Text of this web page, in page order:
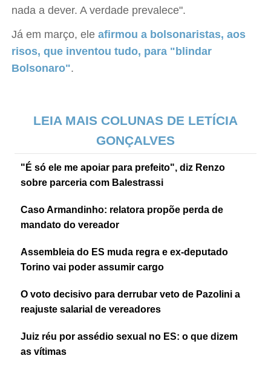
nada a dever. A verdade prevalece".
Já em março, eleafirmou a bolsonaristas, aos
risos, que inventou tudo, para "blindar
Bolsonaro".
LEIA MAIS COLUNAS DE LETÍCIA
GONÇALVES
"É só ele me apoiar para prefeito", diz Renzo
sobre parceria com Balestrassi
Caso Armandinho: relatora propõe perda de
mandato do vereador
Assembleia do ES muda regra e ex-deputado
Torino vai poder assumir cargo
O voto decisivo para derrubar veto de Pazolini a
reajuste salarial de vereadores
Juiz réu por assédio sexual no ES: o que dizem
as vítimas